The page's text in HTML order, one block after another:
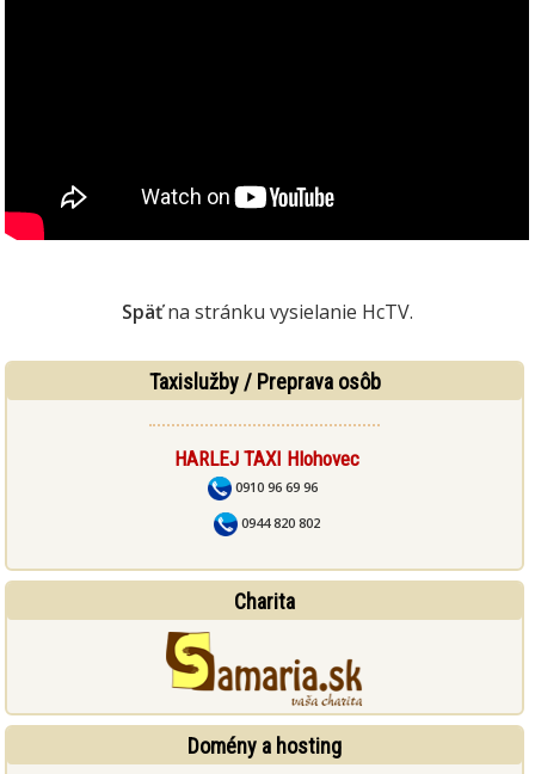
Späťna stránku vysielanie HcTV.
Taxislužby / Preprava osôb
HARLEJ TAXI Hlohovec
0910 96 69 96
0944 820 802
Charita
Domény a hosting